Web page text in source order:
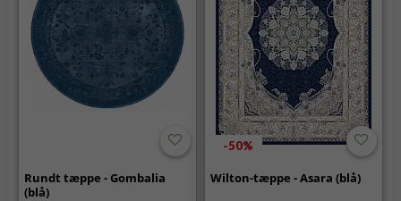
Rundt tæppe - Gombalia
(blå)
-50%
Wilton-tæppe - Asara (blå)